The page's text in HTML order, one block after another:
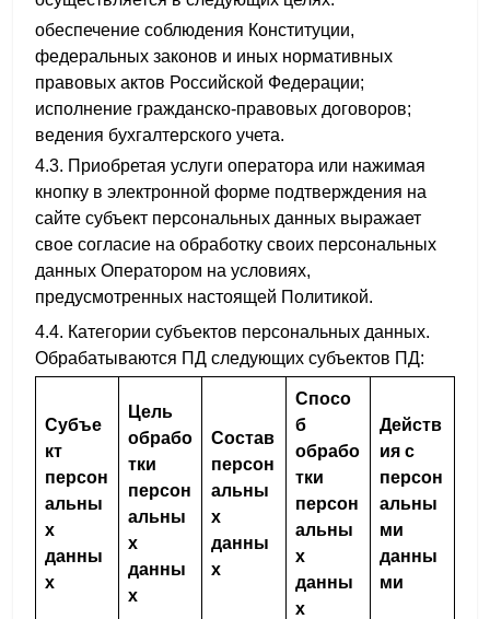
обеспечение соблюдения Конституции,
федеральных законов и иных нормативных
правовых актов Российской Федерации;
исполнение гражданско-правовых договоров;
ведения бухгалтерского учета.
4.3. Приобретая услуги оператора или нажимая
кнопку в электронной форме подтверждения на
сайте субъект персональных данных выражает
свое согласие на обработку своих персональных
данных Оператором на условиях,
предусмотренных настоящей Политикой.
4.4. Категории субъектов персональных данных.
Обрабатываются ПД следующих субъектов ПД:
Субъе
кт
персон
альны
х
данны
х
Цель
обрабо
тки
персон
альны
х
данны
х
Состав
персон
альны
х
данны
х
Спосо
б
обрабо
тки
персон
альны
х
данны
х
Действ
ия с
персон
альны
ми
данны
ми